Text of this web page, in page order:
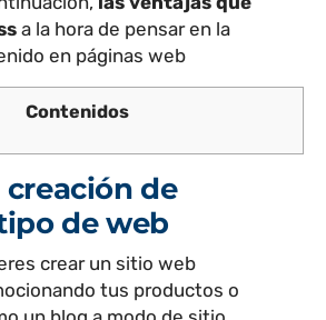
a la hora de pensar en la
en páginas web
Contenidos
de
de web
crear un sitio web
tus productos o